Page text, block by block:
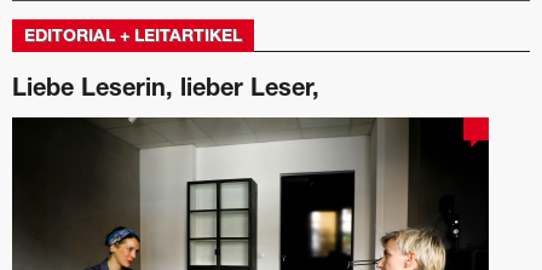
EDITORIAL + LEITARTIKEL
Liebe Leserin, lieber Leser,